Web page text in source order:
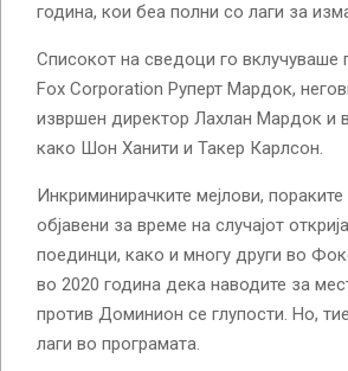
година, кои беа полни со лаги за
Списокот на сведоци го вклучуваше
Fox Corporation Руперт Мардок,
извршен директор Лахлан Мардок и
како Шон Ханити и Такер Карлсон.
Инкриминирачките мејлови,
објавени за време на случајот
поединци, како и многу други во
во 2020 година дека наводите за
против Доминион се глупости. Но,
лаги во програмата.